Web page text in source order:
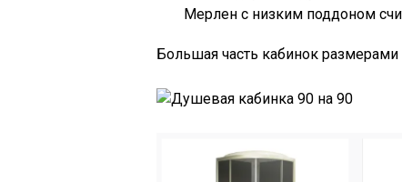
Мерлен с низким поддоном
Большая часть кабинок